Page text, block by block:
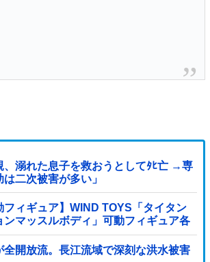
、溺れた息子を救おうとしてﾀﾋ亡 →専
二次被害が多い」
フィギュア】WIND TOYS「タイタン
ンマッスルボディ」可動フィギュア各
全開放流。長江流域で深刻な洪水被害